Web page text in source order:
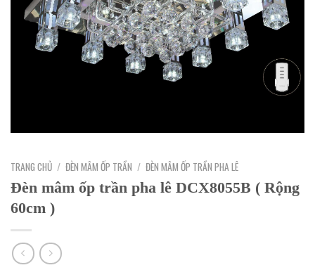
TRANG CHỦ / ĐÈN MÂM ỐP TRẦN / ĐÈN MÂM ỐP TRẦN PHA LÊ
Đèn mâm ốp trần pha lê DCX8055B ( Rộng
60cm )